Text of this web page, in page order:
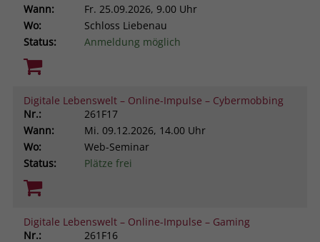
Wann:
Fr. 25.09.2026, 9.00 Uhr
Wo:
Schloss Liebenau
Status:
Anmeldung möglich
Digitale Lebenswelt – Online-Impulse – Cybermobbing
Nr.:
261F17
Wann:
Mi. 09.12.2026, 14.00 Uhr
Wo:
Web-Seminar
Status:
Plätze frei
Digitale Lebenswelt – Online-Impulse – Gaming
Nr.:
261F16